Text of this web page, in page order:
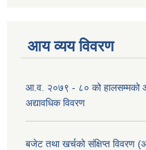
आय व्यय विवरण
आ.व. २०७९ - ८० को हालसम्मको
अद्यावधिक विवरण
बजेट तथा खर्चको संक्षिप्त